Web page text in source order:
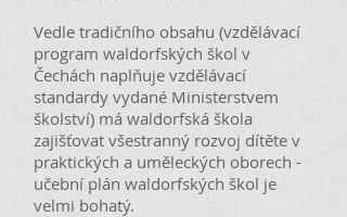
Vedle tradičního obsahu (vzdělávací
program waldorfských škol v
Čechách naplňuje vzdělávací
standardy vydané Ministerstvem
školství) má waldorfská škola
zajišťovat všestranný rozvoj dítěte v
praktických a uměleckých oborech -
učební plán waldorfských škol je
velmi bohatý.